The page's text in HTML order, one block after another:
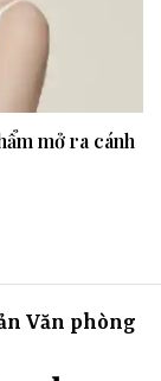
mở ra cánh
Văn phòng